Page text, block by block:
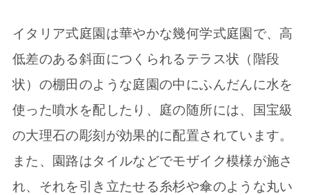
イタリア式庭園は華やかな幾何学式庭園で、高
低差のある斜面につくられるテラス状（階段
状）の棚田のような庭園の中にふんだんに水を
使った噴水を配したり、庭の随所には、国宝級
の大理石の彫刻が効果的に配置されています。
また、園路はタイルなどでモザイク模様が施さ
れ、それを引き立たせる糸杉や傘のような丸い